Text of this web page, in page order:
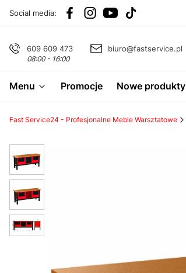
Social media:
609 609 473
08:00 - 16:00
biuro@fastservice.pl
Menu Promocje Nowe produkty
Fast Service24 - Profesjonalne Meble Warsztatowe